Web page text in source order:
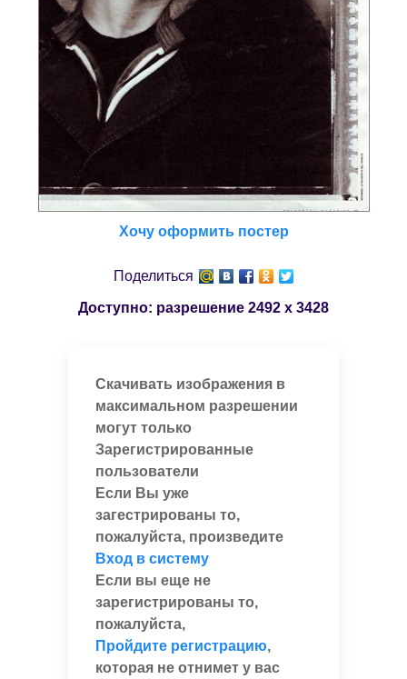
Хочу оформить постер
Поделиться
Доступно: разрешение 2492 x 3428
Скачивать изображения в
максимальном разрешении
могут только
Зарегистрированные
пользователи
Если Вы уже
загестрированы то,
пожалуйста, произведите
Вход в систему
Если вы еще не
зарегистрированы то,
пожалуйста,
Пройдите регистрацию,
которая не отнимет у вас